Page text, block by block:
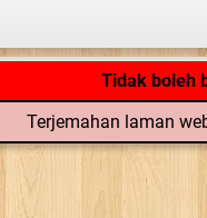
Tidak boleh
Terjemahan laman